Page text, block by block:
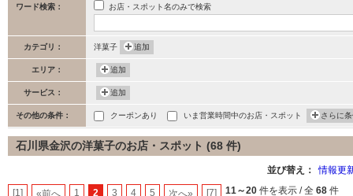
ワード検索： お店・スポット名のみで検索
カテゴリ： 洋菓子 追加
エリア： 追加
サービス： 追加
その他の条件： クーポンあり いま営業時間中のお店・スポット さらに
石川県金沢の洋菓子のお店・スポット (68 件)
並び替え： 情報更
[1] «前へ 1 2 3 4 5 次へ» [7] 11～20 件を表示 / 全 68 件